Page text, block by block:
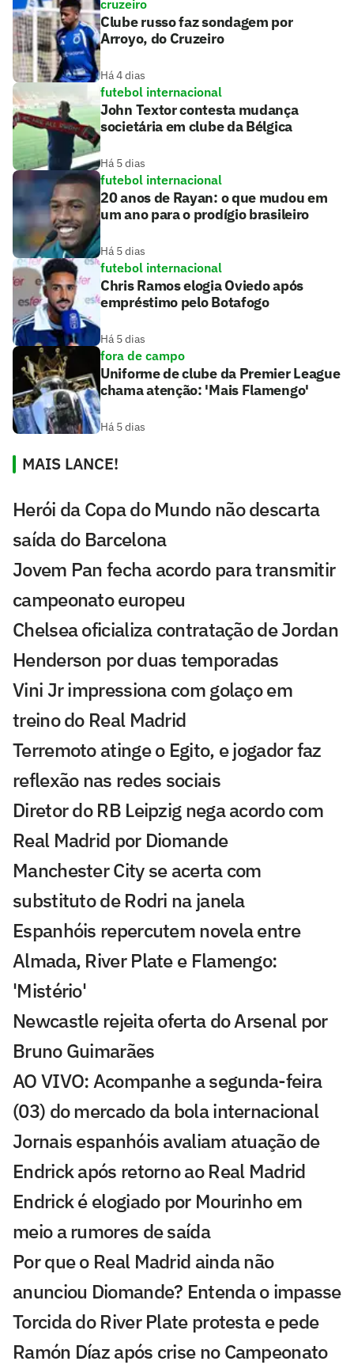
cruzeiro
Clube russo faz sondagem por
Arroyo, do Cruzeiro
Há 4 dias
futebol internacional
John Textor contesta mudança
societária em clube da Bélgica
Há 5 dias
futebol internacional
20 anos de Rayan: o que mudou em
um ano para o prodígio brasileiro
Há 5 dias
futebol internacional
Chris Ramos elogia Oviedo após
empréstimo pelo Botafogo
Há 5 dias
fora de campo
Uniforme de clube da Premier League
chama atenção: 'Mais Flamengo'
Há 5 dias
MAIS LANCE!
Herói da Copa do Mundo não descarta
saída do Barcelona
Jovem Pan fecha acordo para transmitir
campeonato europeu
Chelsea oficializa contratação de Jordan
Henderson por duas temporadas
Vini Jr impressiona com golaço em
treino do Real Madrid
Terremoto atinge o Egito, e jogador faz
reflexão nas redes sociais
Diretor do RB Leipzig nega acordo com
Real Madrid por Diomande
Manchester City se acerta com
substituto de Rodri na janela
Espanhóis repercutem novela entre
Almada, River Plate e Flamengo:
'Mistério'
Newcastle rejeita oferta do Arsenal por
Bruno Guimarães
AO VIVO: Acompanhe a segunda-feira
(03) do mercado da bola internacional
Jornais espanhóis avaliam atuação de
Endrick após retorno ao Real Madrid
Endrick é elogiado por Mourinho em
meio a rumores de saída
Por que o Real Madrid ainda não
anunciou Diomande? Entenda o impasse
Torcida do River Plate protesta e pede
Ramón Díaz após crise no Campeonato